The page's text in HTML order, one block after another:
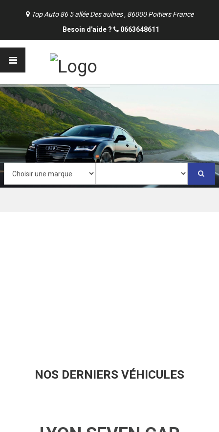
Top Auto 86 5 allée Des aulnes , 86000 Poitiers France
Besoin d'aide ?
0663648611
NOS DERNIERS VÉHICULES